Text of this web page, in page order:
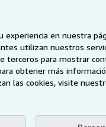
experiencia en nuestra
utilizan nuestros
terceros para mostrar
obtener más
las cookies, visite
AbeBooks.fr